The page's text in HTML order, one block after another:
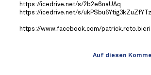
https://icedrive.net/s/2b2e6naUAq
https://icedrive.net/s/
https://www.facebook.com/patrick.reto.bieri
Auf diesen